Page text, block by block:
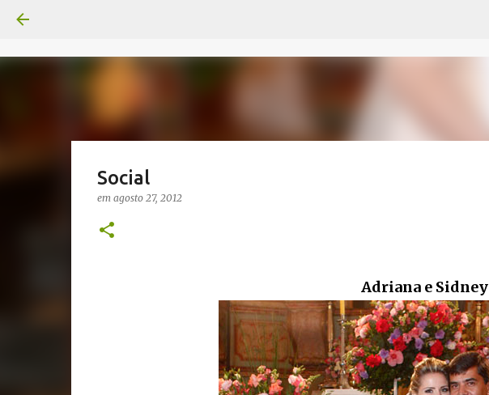
Social
em agosto 27, 2012
Adriana e Sidney